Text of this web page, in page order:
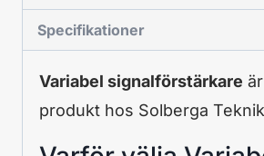
Specifikationer
Variabel signalförstärkare
produkt hos Solberga